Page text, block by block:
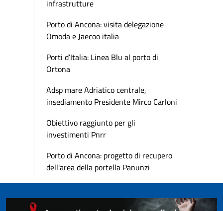
infrastrutture
Porto di Ancona: visita delegazione
Omoda e Jaecoo italia
Porti d’Italia: Linea Blu al porto di
Ortona
Adsp mare Adriatico centrale,
insediamento Presidente Mirco Carloni
Obiettivo raggiunto per gli
investimenti Pnrr
Porto di Ancona: progetto di recupero
dell'area della portella Panunzi